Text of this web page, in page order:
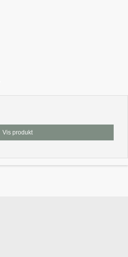
Vis produkt